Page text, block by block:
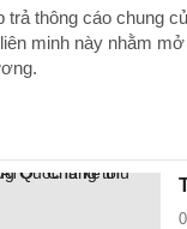
trả thông cáo chung
minh này nhằm